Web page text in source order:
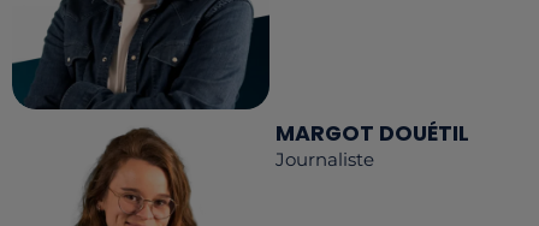
MARGOT DOUÉTIL
Journaliste